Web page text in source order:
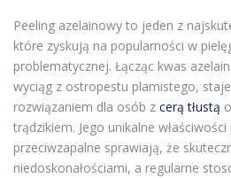
Peeling azelainowy to jeden z
które zyskują na popularności w
problematycznej. Łącząc kwas
wyciąg z ostropestu plamistego,
rozwiązaniem dla osób z cerą tłustą
trądzikiem. Jego unikalne
przeciwzapalne sprawiają, że
niedoskonałościami, a regularne